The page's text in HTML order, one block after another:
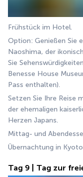
Frühstück im Hotel.
Option: Genießen Sie
Naoshima, der
Sie
Benesse House
Pass enthalten).
Setzen Sie Ihre Reise
der ehemaligen
Herzen Japans.
Mittag- und
Übernachtung in
Tag 9 | Tag zur